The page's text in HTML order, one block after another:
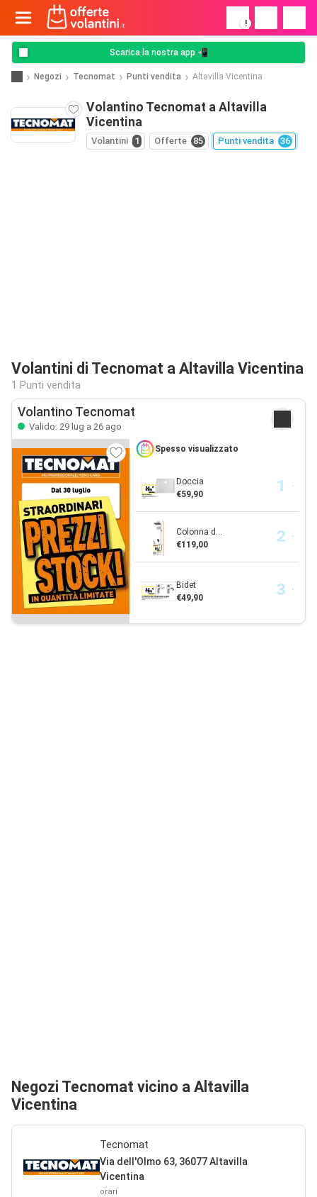
!
Scarica la nostra app 📲
Negozi Tecnomat Punti vendita Altavilla Vicentina
Volantino Tecnomat a Altavilla
Vicentina
Volantini 1 Offerte 85 Punti vendita 36
Volantini di Tecnomat a Altavilla Vicentina
1 Punti vendita
Volantino Tecnomat
Valido: 29 lug a 26 ago
Spesso visualizzato
Doccia
€59,90
Colonna d...
€119,00
Bidet
€49,90
Negozi Tecnomat vicino a Altavilla
Vicentina
Tecnomat
Via dell'Olmo 63, 36077 Altavilla
Vicentina
orari